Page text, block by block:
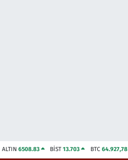
ALTIN 6508.83 BİST13.703 BTC 64.927,78